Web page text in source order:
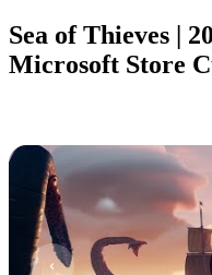
Sea of Thieves |
Microsoft Store